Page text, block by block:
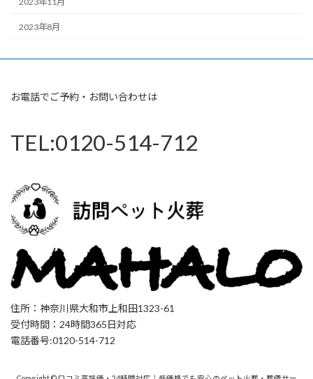
2023年8月
お電話でご予約・お問い合わせは
TEL:0120-514-712
住所：神奈川県大和市上和田1323-61
受付時間：24時間365日対応
電話番号:0120-514-712